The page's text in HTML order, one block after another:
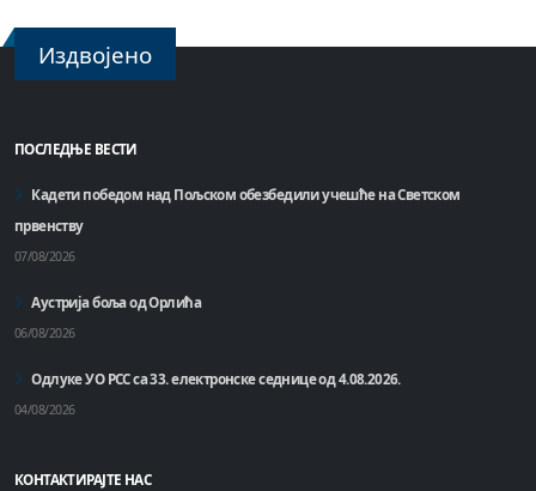
Издвојено
ПОСЛЕДЊЕ ВЕСТИ
Кадети победом над Пољском обезбедили учешће на Светском
првенству
07/08/2026
Аустрија боља од Орлића
06/08/2026
Одлуке УО РСС са 33. електронске седнице од 4.08.2026.
04/08/2026
КОНТАКТИРАЈТЕ НАС